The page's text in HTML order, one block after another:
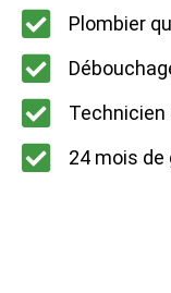
Plombier
Technicien
24 mois de